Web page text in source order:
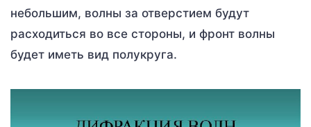
небольшим, волны за отверстием будут
расходиться во все стороны, и фронт волны
будет иметь вид полукруга.